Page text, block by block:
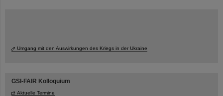
Umgang mit den Auswirkungen des Kriegs in der Ukraine
GSI-FAIR Kolloquium
Aktuelle Termine